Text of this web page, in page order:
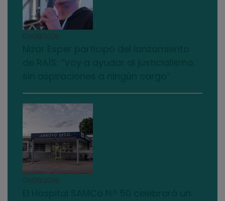
03/08/2026
03/08/2026